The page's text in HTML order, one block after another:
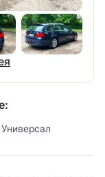
Универсал